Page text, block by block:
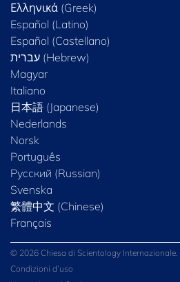
Ελληνικά (Greek)
Español (Latino)
Español (Castellano)
Magyar
Italiano
日本語 (Japanese)
Nederlands
Norsk
Português
Русский (Russian)
Svenska
繁體中文 (Chinese)
Français
© 2026 Chiesa di Scientology
Condizioni d’uso